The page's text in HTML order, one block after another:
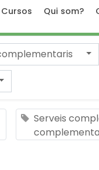
Cursos Qui som?
Serveis